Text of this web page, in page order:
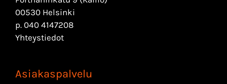
00530 Helsinki
p. 040 4147208
Yhteystiedot
Asiakaspalvelu